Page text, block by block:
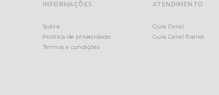
INFORMAÇÕES
Sobre
Política de privacidade
Termos e condições
ATENDIMENTO
Guia Geral
Guia Geral Painel